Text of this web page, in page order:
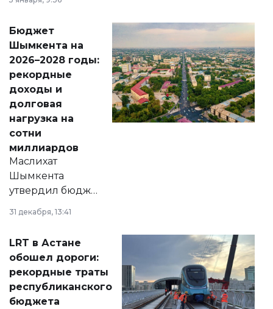
принести
народу
Венесуэлы.
Бюджет
Шымкента на
2026–2028 годы:
рекордные
доходы и
долговая
нагрузка на
сотни
миллиардов
Маслихат
Шымкента
утвердил бюджет
города на 2026–
2028 годы.
документ
появился в базе
нормативных
правовых актов и
31 декабря, 13:41
LRT в Астане
обошел дороги:
рекордные траты
республиканского
бюджета